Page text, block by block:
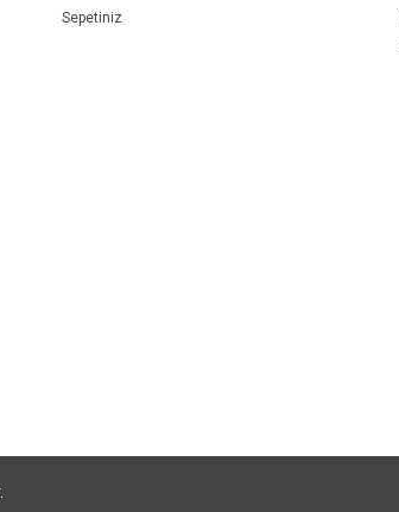
Sepetiniz